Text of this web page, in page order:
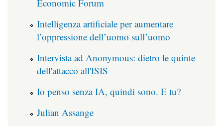
Economic Forum
Intelligenza artificiale per aumentare
l’oppressione dell’uomo sull’uomo
Intervista ad Anonymous: dietro le quinte
dell'attacco all'ISIS
Io penso senza IA, quindi sono. E tu?
Julian Assange